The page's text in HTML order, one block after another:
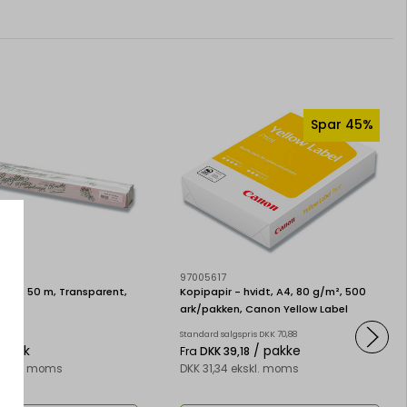
cm, 50 m, Transparent,
/ Stk
ekskl. moms
Spar 45%
97005617
Kopipapir - hvidt, A4, 80 g/m², 500
ark/pakken, Canon Yellow Label
Standard salgspris DKK 70,88
Fra DKK 39,18 / pakke
DKK 31,34 ekskl. moms